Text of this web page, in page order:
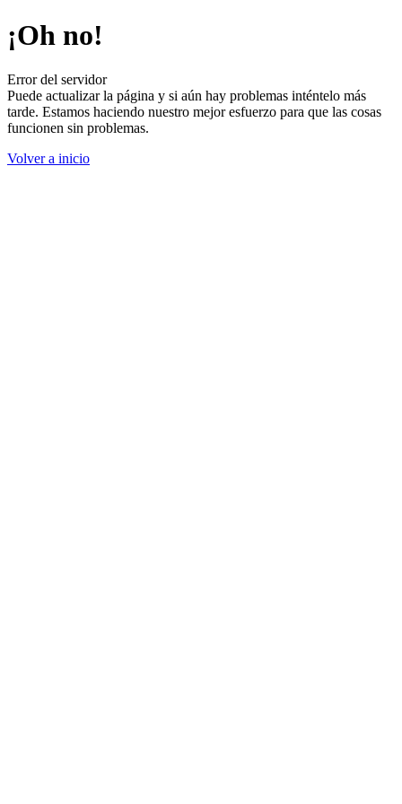
¡Oh no!
Error del servidor
Puede actualizar la página y si aún hay problemas inténtelo más
tarde. Estamos haciendo nuestro mejor esfuerzo para que las cosas
funcionen sin problemas.
Volver a inicio